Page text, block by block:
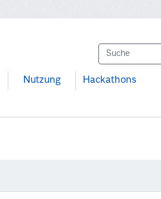
Nutzung Hackathons